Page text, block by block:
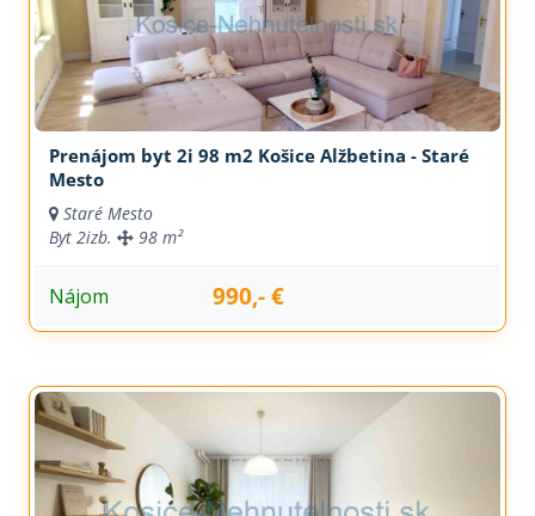
Prenájom byt 2i 98 m2 Košice Alžbetina - Staré
Mesto
Staré Mesto
Byt 2izb. 98 m²
Nájom 990,- €